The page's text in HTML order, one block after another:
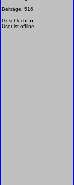
Beiträge: 516
Geschlecht:
User ist offline